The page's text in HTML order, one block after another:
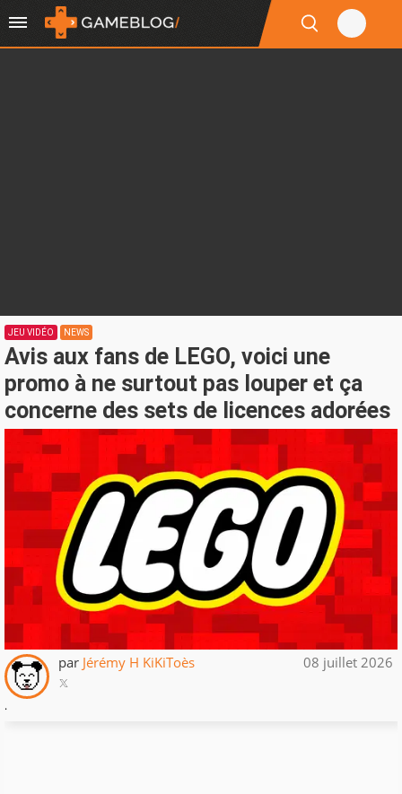
JEU VIDÉO NEWS
Avis aux fans de LEGO, voici une
promo à ne surtout pas louper et ça
concerne des sets de licences adorées
par Jérémy H KiKiToès 08 juillet 2026
.